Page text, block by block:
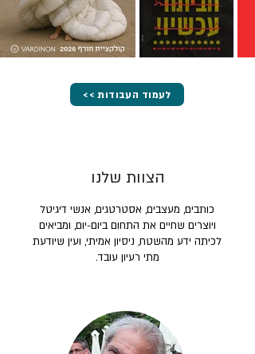
<< לעמוד העבודות
הצוות שלנו
כותבים, מעצבים, אסטרטגים, אנשי דיגיטל
ויוצרים שחיים את התחום ביום-יום, ומביאים
לכיתה ידע מהשטח, ניסיון אמיתי, ועין שיודעת
מתי רעיון עובד.